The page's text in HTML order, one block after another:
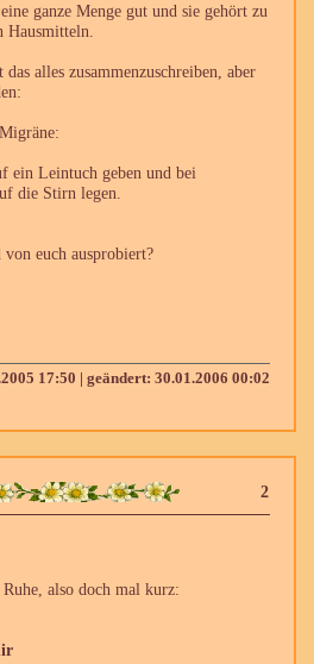
ganze Menge gut und sie gehört zu
Hausmitteln.
alles zusammenzuschreiben, aber
ein Leintuch geben und bei
die Stirn legen.
euch ausprobiert?
17:50 | geändert: 30.01.2006 00:02
2
also doch mal kurz: